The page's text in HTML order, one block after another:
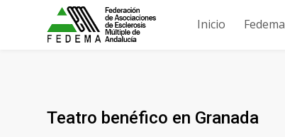
Inicio Fedema
Teatro benéfico en Granada